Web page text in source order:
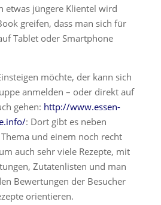
etwas jüngere Klientel wird
greifen, dass man sich für
Tablet oder Smartphone
möchte, der kann sich
anmelden – oder direkt auf
gehen: http://www.essen-
: Dort gibt es neben
und einem noch recht
auch sehr viele Rezepte, mit
Zutatenlisten und man
Bewertungen der Besucher
orientieren.